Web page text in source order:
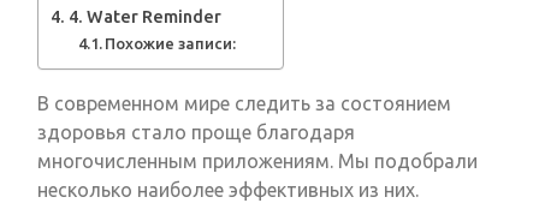
4. Water Reminder
Похожие записи:
В современном мире следить за состоянием
здоровья стало проще благодаря
многочисленным приложениям. Мы подобрали
несколько наиболее эффективных из них.